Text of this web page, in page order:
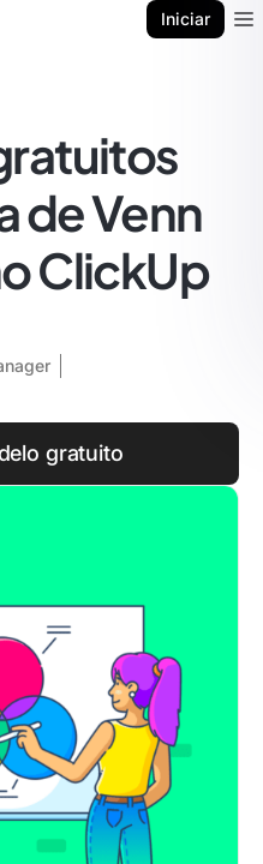
Iniciar
de Venn
ClickUp
gratuito